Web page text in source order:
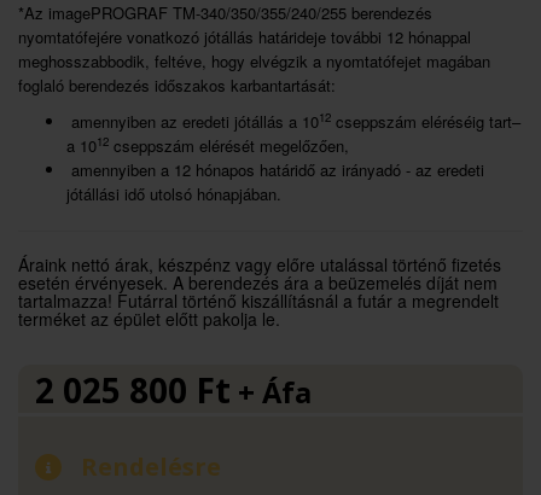
*Az imagePROGRAF TM-340/350/355/240/255 berendezés
nyomtatófejére vonatkozó jótállás határideje további 12 hónappal
meghosszabbodik, feltéve, hogy elvégzik a nyomtatófejet magában
foglaló berendezés időszakos karbantartását:
amennyiben az eredeti jótállás a 1012 cseppszám eléréséig tart–
a 1012 cseppszám elérését megelőzően,
amennyiben a 12 hónapos határidő az irányadó - az eredeti
jótállási idő utolsó hónapjában.
Áraink nettó árak, készpénz vagy előre utalással történő fizetés
esetén érvényesek. A berendezés ára a beüzemelés díját nem
tartalmazza! Futárral történő kiszállításnál a futár a megrendelt
terméket az épület előtt pakolja le.
2 025 800 Ft + Áfa
Rendelésre